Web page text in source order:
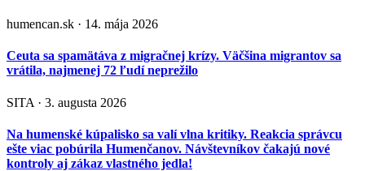
humencan.sk · 14. mája 2026
Ceuta sa spamätáva z migračnej krízy. Väčšina migrantov sa
vrátila, najmenej 72 ľudí neprežilo
SITA · 3. augusta 2026
Na humenské kúpalisko sa valí vlna kritiky. Reakcia správcu
ešte viac pobúrila Humenčanov. Návštevníkov čakajú nové
kontroly aj zákaz vlastného jedla!